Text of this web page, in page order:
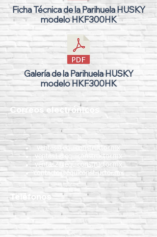
Ficha Técnica de la Parihuela HUSKY
modelo HKF300HK
Galería de la Parihuela HUSKY
modelo HKF300HK
Correos electrónicos
ventas@equiconstructor.mx
ventas1@equiconstructor.mx
ventas2@equiconstructor.mx
contacto@equiconstructor.mx
Teléfonos